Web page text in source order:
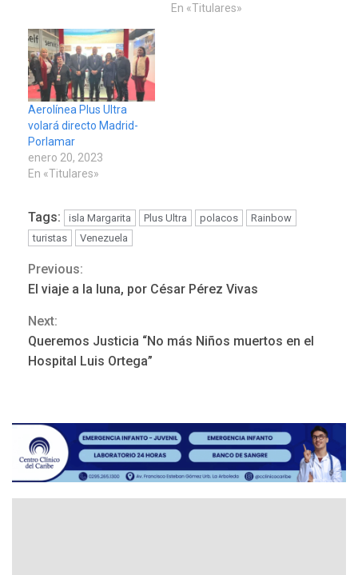
En «Titulares»
Aerolínea Plus Ultra
volará directo Madrid-
Porlamar
enero 20, 2023
En «Titulares»
Tags: isla Margarita Plus Ultra polacos
Rainbow
turistas
Venezuela
Continue
Reading
Previous:
El viaje a la luna, por César Pérez Vivas
Next:
Queremos Justicia “No más Niños muertos en el
Hospital Luis Ortega”
REGIONALES
Mariño fortalece capacidad
gestión
REGIONALES ÚLTIMA HORA
Reparan hundimiento de la
«Juan Bautista Arismendi» a